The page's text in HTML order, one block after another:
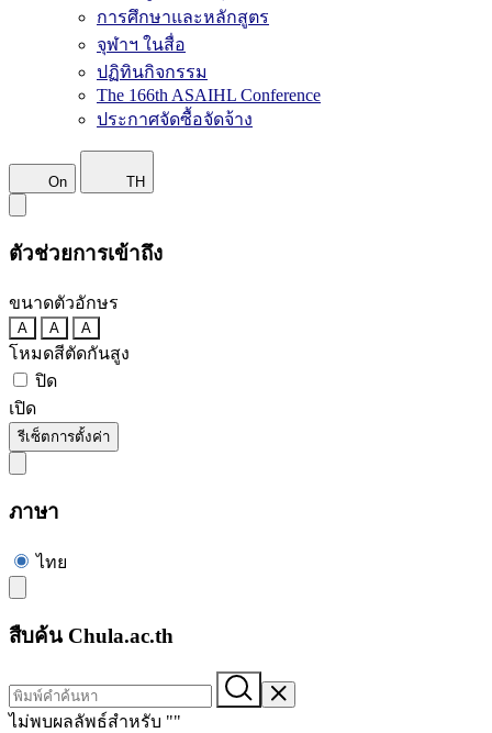
การศึกษาและหลักสูตร
จุฬาฯ ในสื่อ
ปฏิทินกิจกรรม
The 166th ASAIHL Conference
ประกาศจัดซื้อจัดจ้าง
On TH
ตัวช่วยการเข้าถึง
ขนาดตัวอักษร
A A A
โหมดสีตัดกันสูง
ปิด
เปิด
รีเซ็ตการตั้งค่า
ภาษา
ไทย
สืบค้น Chula.ac.th
ไม่พบผลลัพธ์สำหรับ ""